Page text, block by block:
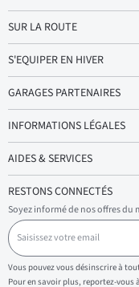
SUR LA ROUTE
S'EQUIPER EN HIVER
GARAGES PARTENAIRES
INFORMATIONS LÉGALES
AIDES & SERVICES
RESTONS CONNECTÉS
Soyez informé de nos offres du
S
a
i
s
i
Vous pouvez vous désinscrire à
Pour en savoir plus, reportez-vous